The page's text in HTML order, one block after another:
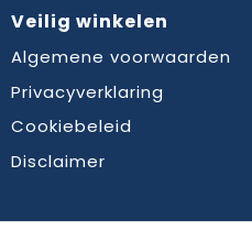
Veilig winkelen
Algemene voorwaarden
Privacyverklaring
Cookiebeleid
Disclaimer